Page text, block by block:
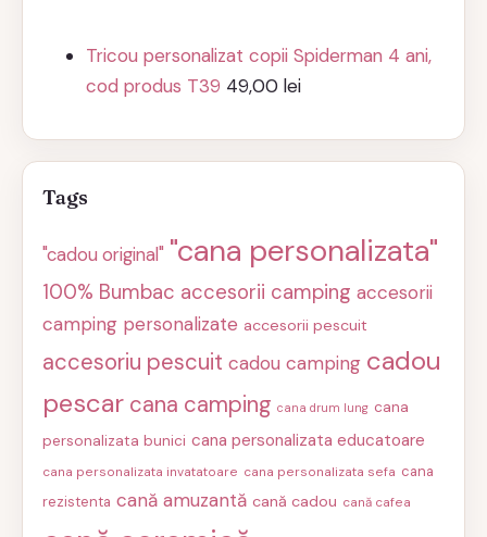
Tricou personalizat copii Spiderman 4 ani,
cod produs T39 49,00lei
Tags
"cadou original" "cana personalizata"
100% Bumbac accesorii camping accesorii
camping personalizate accesorii pescuit
accesoriu pescuit cadou camping cadou
pescar cana camping cana drum lung cana
personalizata bunici cana personalizata educatoare
cana personalizata invatatoare cana personalizata sefa cana
rezistenta cană amuzantă cană cadou cană cafea